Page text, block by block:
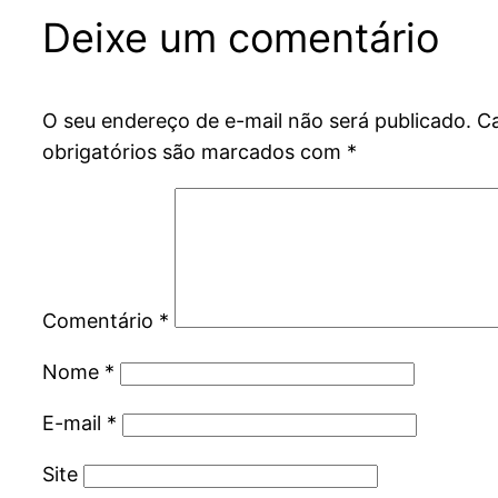
Deixe um comentário
O seu endereço de e-mail não será publicado.
obrigatórios são marcados com *
Comentário *
Nome *
E-mail *
Site